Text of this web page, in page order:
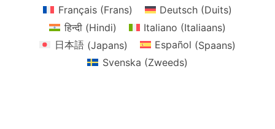
Français(Frans) Deutsch(Duits)
हिन्दी(Hindi) Italiano (Italiaans)
日本語(Japans) Español (Spaans)
Svenska (Zweeds)